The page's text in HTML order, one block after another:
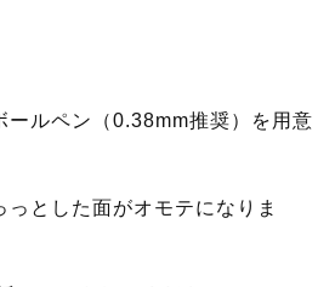
ルペン（0.38mm推奨）を用意
とした面がオモテになりま